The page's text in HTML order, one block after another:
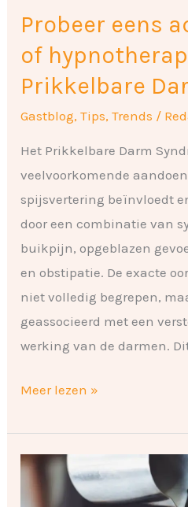
Probeer eens
of
Prikkelbare
Gastblog,Tips,Trends /
Het Prikkelbare Darm
veelvoorkomende
spijsvertering beïnvloedt
door een combinatie van
buikpijn, opgeblazen
en obstipatie. De exacte
niet volledig begrepen,
geassocieerd met een
werking van de darmen.
Meer lezen »
De
invloed